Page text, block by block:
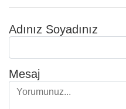
Adınız Soyadınız
Mesaj